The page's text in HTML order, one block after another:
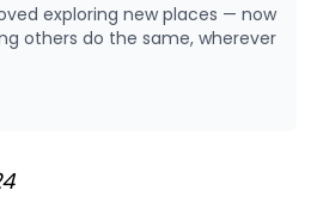
exploring new places — now
others do the same, wherever